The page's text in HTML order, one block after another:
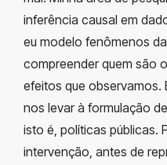
inferência causal em
eu modelo fenômenos
compreender quem são
efeitos que observamos.
nos levar à formulação
isto é, políticas públicas.
intervenção, antes de